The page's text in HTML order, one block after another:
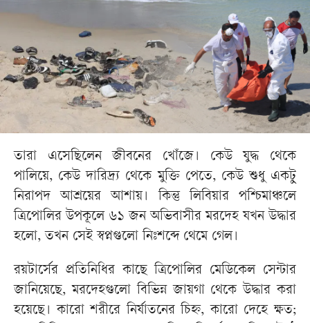
তারা এসেছিলেন জীবনের খোঁজে। কেউ যুদ্ধ থেকে
পালিয়ে, কেউ দারিদ্র্য থেকে মুক্তি পেতে, কেউ শুধু একটু
নিরাপদ আশ্রয়ের আশায়। কিন্তু লিবিয়ার পশ্চিমাঞ্চলে
ত্রিপোলির উপকূলে ৬১ জন অভিবাসীর মরদেহ যখন উদ্ধার
হলো, তখন সেই স্বপ্নগুলো নিঃশব্দে থেমে গেল।
রয়টার্সের প্রতিনিধির কাছে ত্রিপোলির মেডিকেল সেন্টার
জানিয়েছে, মরদেহগুলো বিভিন্ন জায়গা থেকে উদ্ধার করা
হয়েছে। কারো শরীরে নির্যাতনের চিহ্ন, কারো দেহে ক্ষত;